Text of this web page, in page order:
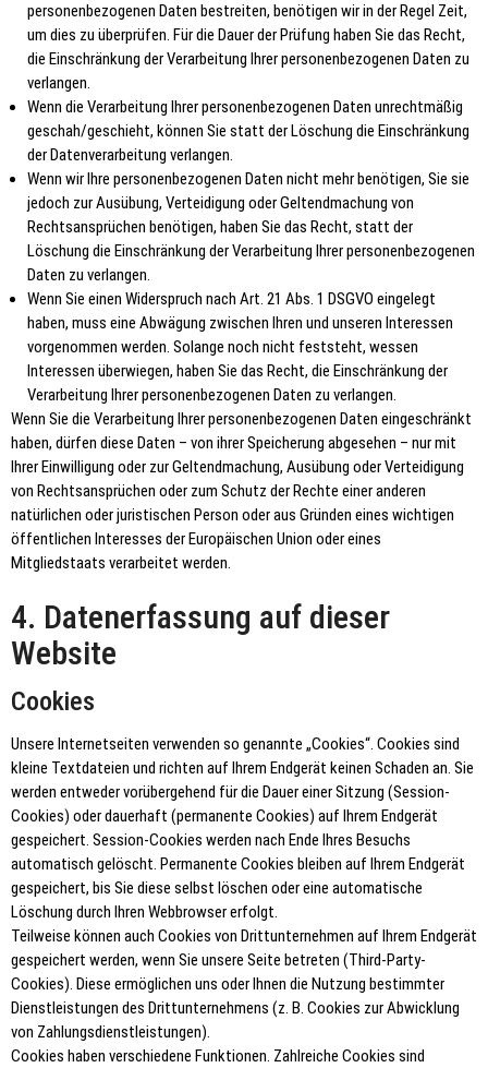
personenbezogenen Daten bestreiten, benötigen wir in der Regel Zeit,
um dies zu überprüfen. Für die Dauer der Prüfung haben Sie das Recht,
die Einschränkung der Verarbeitung Ihrer personenbezogenen Daten zu
verlangen.
Wenn die Verarbeitung Ihrer personenbezogenen Daten unrechtmäßig
geschah/geschieht, können Sie statt der Löschung die Einschränkung
der Datenverarbeitung verlangen.
Wenn wir Ihre personenbezogenen Daten nicht mehr benötigen, Sie sie
jedoch zur Ausübung, Verteidigung oder Geltendmachung von
Rechtsansprüchen benötigen, haben Sie das Recht, statt der
Löschung die Einschränkung der Verarbeitung Ihrer personenbezogenen
Daten zu verlangen.
Wenn Sie einen Widerspruch nach Art. 21 Abs. 1 DSGVO eingelegt
haben, muss eine Abwägung zwischen Ihren und unseren Interessen
vorgenommen werden. Solange noch nicht feststeht, wessen
Interessen überwiegen, haben Sie das Recht, die Einschränkung der
Verarbeitung Ihrer personenbezogenen Daten zu verlangen.
Wenn Sie die Verarbeitung Ihrer personenbezogenen Daten eingeschränkt
haben, dürfen diese Daten – von ihrer Speicherung abgesehen – nur mit
Ihrer Einwilligung oder zur Geltendmachung, Ausübung oder Verteidigung
von Rechtsansprüchen oder zum Schutz der Rechte einer anderen
natürlichen oder juristischen Person oder aus Gründen eines wichtigen
öffentlichen Interesses der Europäischen Union oder eines
Mitgliedstaats verarbeitet werden.
4. Datenerfassung auf dieser
Website
Cookies
Unsere Internetseiten verwenden so genannte „Cookies“. Cookies sind
kleine Textdateien und richten auf Ihrem Endgerät keinen Schaden an. Sie
werden entweder vorübergehend für die Dauer einer Sitzung (Session-
Cookies) oder dauerhaft (permanente Cookies) auf Ihrem Endgerät
gespeichert. Session-Cookies werden nach Ende Ihres Besuchs
automatisch gelöscht. Permanente Cookies bleiben auf Ihrem Endgerät
gespeichert, bis Sie diese selbst löschen oder eine automatische
Löschung durch Ihren Webbrowser erfolgt.
Teilweise können auch Cookies von Drittunternehmen auf Ihrem Endgerät
gespeichert werden, wenn Sie unsere Seite betreten (Third-Party-
Cookies). Diese ermöglichen uns oder Ihnen die Nutzung bestimmter
Dienstleistungen des Drittunternehmens (z. B. Cookies zur Abwicklung
von Zahlungsdienstleistungen).
Cookies haben verschiedene Funktionen. Zahlreiche Cookies sind